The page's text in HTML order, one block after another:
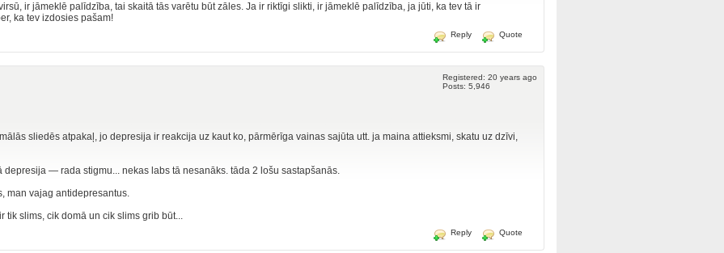
ir jāmeklē palīdzība, tai skaitā tās varētu būt zāles. Ja ir riktīgi slikti, ir jāmeklē palīdzība, ja jūti, ka tev tā ir
ka tev izdosies pašam!
Reply Quote
Registered: 20 years ago
Posts: 5,946
sliedēs atpakaļ, jo depresija ir reakcija uz kaut ko, pārmērīga vainas sajūta utt. ja maina attieksmi, skatu uz dzīvi,
— rada stigmu... nekas labs tā nesanāks. tāda 2 lošu sastapšanās.
man vajag antidepresantus.
slims, cik domā un cik slims grib būt...
Reply Quote